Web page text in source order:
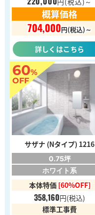
概算価格
704,000円(税込)～
詳しくはこちら
60%
OFF
サザナ (Nタイプ) 1216
0.75坪
ホワイト系
本体特価 [60%OFF]
358,160円(税込)
標準工事費